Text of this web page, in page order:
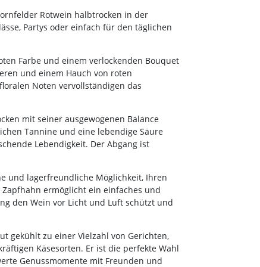
Rotwein halbtrocken in der
Partys oder einfach für den täglichen
Farbe und einem verlockenden Bouquet
und einem Hauch von roten
Noten vervollständigen das
mit seiner ausgewogenen Balance
Tannine und eine lebendige Säure
Lebendigkeit. Der Abgang ist
und lagerfreundliche Möglichkeit, Ihren
ermöglicht ein einfaches und
den Wein vor Licht und Luft schützt und
gekühlt zu einer Vielzahl von Gerichten,
Käsesorten. Er ist die perfekte Wahl
Genussmomente mit Freunden und